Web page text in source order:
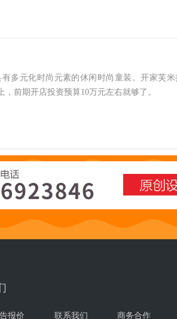
多元化时尚元素的休闲时尚童装。开家芙米
前期开店投资预算10万元左右就够了。
报价 联系我们 商务合作